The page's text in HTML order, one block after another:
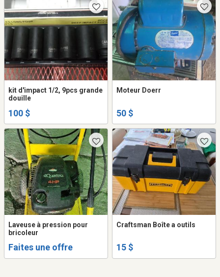
kit d'impact 1/2, 9pcs grande
douille
100 $
Moteur Doerr
50 $
Laveuse à pression pour
bricoleur
Faites une offre
Craftsman Boîte a outils
15 $